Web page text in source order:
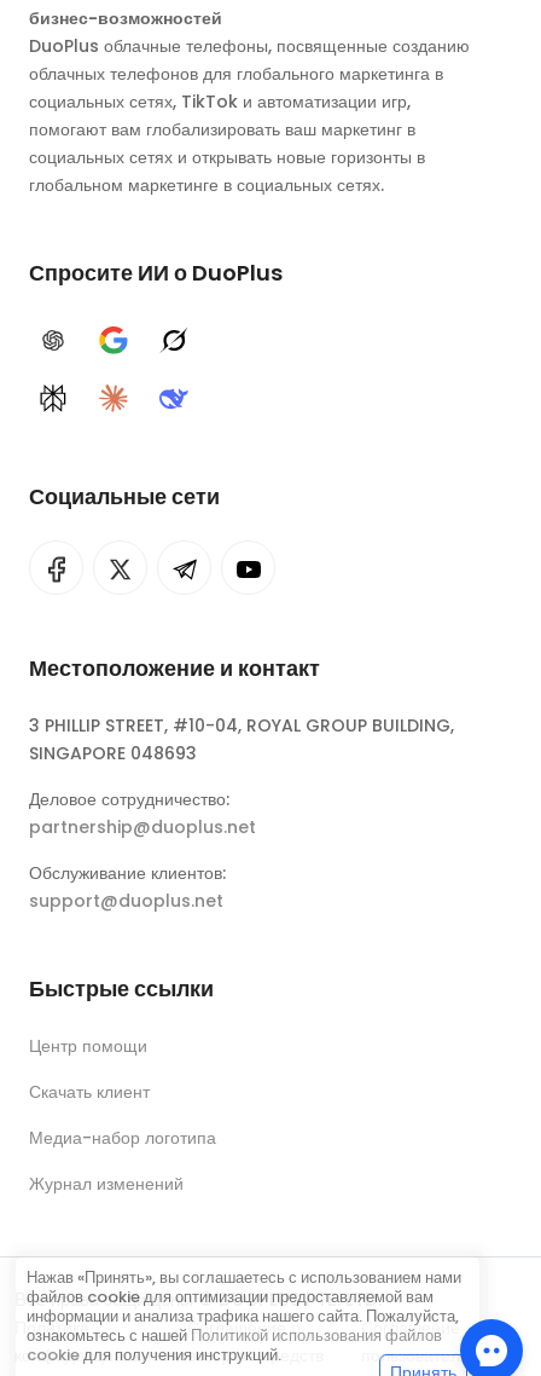
бизнес-возможностей
DuoPlus облачные телефоны, посвященные созданию
облачных телефонов для глобального маркетинга в
социальных сетях, TikTok и автоматизации игр,
помогают вам глобализировать ваш маркетинг в
социальных сетях и открывать новые горизонты в
глобальном маркетинге в социальных сетях.
Спросите ИИ о DuoPlus
ChatGPTGoogle AIGrok
PerplexityClaudeDeepSeek
Социальные сети
Местоположение и контакт
3 PHILLIP STREET, #10-04, ROYAL GROUP BUILDING,
SINGAPORE 048693
Деловое сотрудничество:
partnership@duoplus.net
Обслуживание клиентов:
support@duoplus.net
Быстрые ссылки
Центр помощи
Скачать клиент
Медиа-набор логотипа
Журнал изменений
Все права защищены © DUOPLUS PTE. LTD.
Политика
конфиденциальности
Соглашение о
возврате средств
Соглашение
пользователя
Нажав «Принять», вы соглашаетесь с использованием нами
файлов cookie для оптимизации предоставляемой вам
информации и анализа трафика нашего сайта. Пожалуйста,
ознакомьтесь с нашей Политикой использования файлов
cookieдля получения инструкций.